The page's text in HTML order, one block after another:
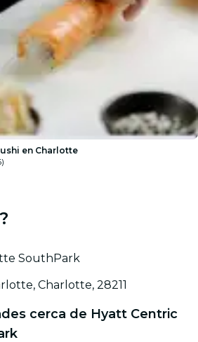
en Charlotte
SouthPark
Charlotte, 28211
cerca de Hyatt Centric